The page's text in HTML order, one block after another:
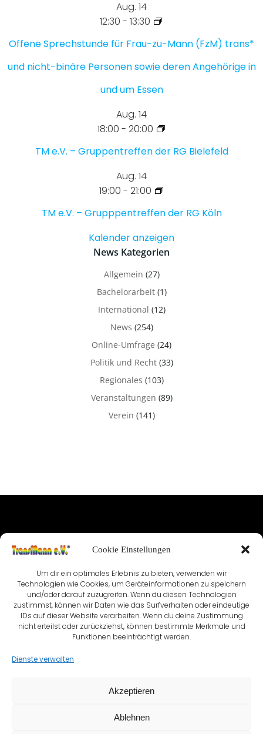
Cookie Einstellungen
Um dir ein optimales Erlebnis zu bieten, verwenden wir
Technologien wie Cookies, um Geräteinformationen zu speichern
und/oder darauf zuzugreifen. Wenn du diesen Technologien
zustimmst, können wir Daten wie das Surfverhalten oder eindeutige
IDs auf dieser Website verarbeiten. Wenn du deine Zustimmung
nicht erteilst oder zurückziehst, können bestimmte Merkmale und
Funktionen beeinträchtigt werden.
Dienste verwalten
Akzeptieren
Ablehnen
Aug. 14
12:30 - 13:30
Offene Sprechstunde für Frau-zu-Mann (FzM) trans*
und nicht-binäre Personen sowie deren Angehörige in
und um Essen
Aug. 14
18:00 - 20:00
TM e.V. – Gruppentreffen der RG Bielefeld
Aug. 14
19:00 - 21:00
TM e.V. – Grupppentreffen der RG Köln
Kalender anzeigen
News Kategorien
Allgemein (27)
Bachelorarbeit(1)
International (12)
News (254)
Online-Umfrage (24)
Politik und Recht(33)
Regionales (103)
Veranstaltungen (89)
Verein (141)
IMPRESSUM
VEREINSSATZUNG KONTAKT
COOKIE-RICHTLINIE (EU)